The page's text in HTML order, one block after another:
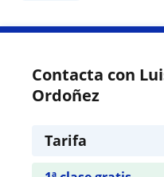
Contacta con
Ordoñez
Tarifa